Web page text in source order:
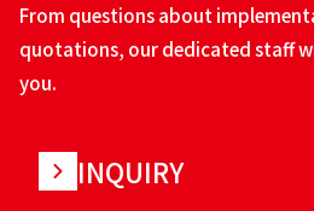
From questions about
quotations, our dedicated staff
you.
INQUIRY